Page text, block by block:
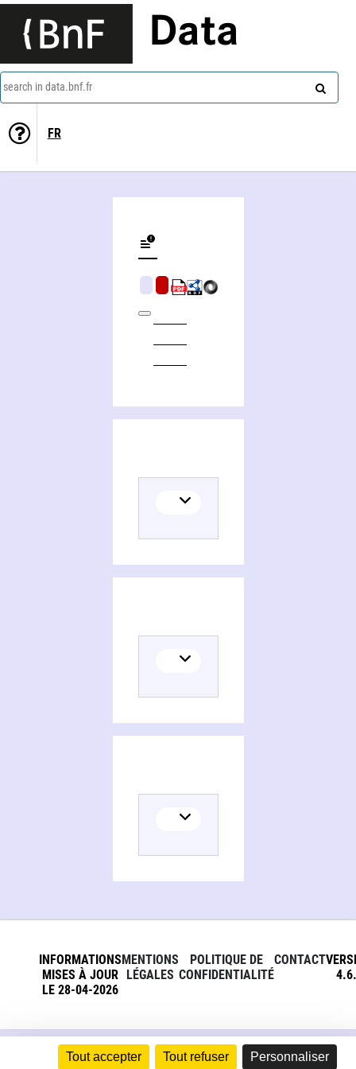
Tout accepter Tout refuser Personnaliser
Data
search in data.bnf.fr
FR
INFORMATIONS
MISES À JOUR
LE 28-04-2026
MENTIONS
LÉGALES
POLITIQUE DE
CONFIDENTIALITÉ
CONTACT